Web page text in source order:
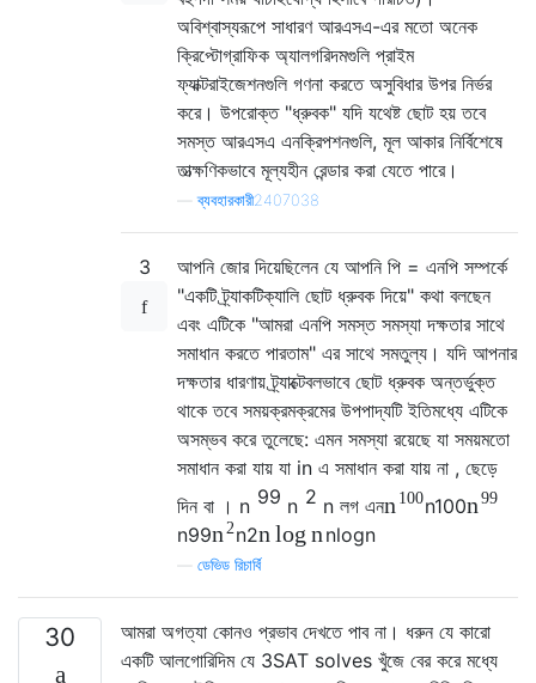
অবিশ্বাস্যরূপে সাধারণ আরএসএ-এর মতো অনেক
ক্রিপ্টোগ্রাফিক অ্যালগরিদমগুলি প্রাইম
ফ্যাক্টরাইজেশনগুলি গণনা করতে অসুবিধার উপর নির্ভর
করে। উপরোক্ত "ধ্রুবক" যদি যথেষ্ট ছোট হয় তবে
সমস্ত আরএসএ এনক্রিপশনগুলি, মূল আকার নির্বিশেষে
তাত্ক্ষণিকভাবে মূল্যহীন রেন্ডার করা যেতে পারে।
—ব্যবহারকারী2407038
3
আপনি জোর দিয়েছিলেন যে আপনি পি = এনপি সম্পর্কে
"একটি ট্র্যাকটিক্যালি ছোট ধ্রুবক দিয়ে" কথা বলছেন
এবং এটিকে "আমরা এনপি সমস্ত সমস্যা দক্ষতার সাথে
সমাধান করতে পারতাম" এর সাথে সমতুল্য। যদি আপনার
দক্ষতার ধারণায় ট্র্যাক্টেবলভাবে ছোট ধ্রুবক অন্তর্ভুক্ত
থাকে তবে সময়ক্রমক্রমের উপপাদ্যটি ইতিমধ্যে এটিকে
অসম্ভব করে তুলেছে: এমন সমস্যা রয়েছে যা সময়মতো
সমাধান করা যায় যা in এ সমাধান করা যায় না , ছেড়ে
দিন বা । n 99 n 2 n লগ এনn 100n100n 99
n99n 2 n2n log n nlogn
ডেভিড রিচার্বি
30
আমরা অগত্যা কোনও প্রভাব দেখতে পাব না। ধরুন যে কারো
একটি আলগোরিদিম যে 3SAT solves খুঁজে বের করে মধ্যে